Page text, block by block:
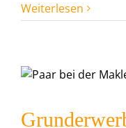
Weiterlesen